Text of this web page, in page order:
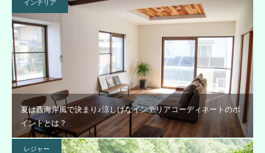
インテリア
夏は西海岸風で決まり♪涼しげなインテリアコーディネートのポ
イントとは？
レジャー